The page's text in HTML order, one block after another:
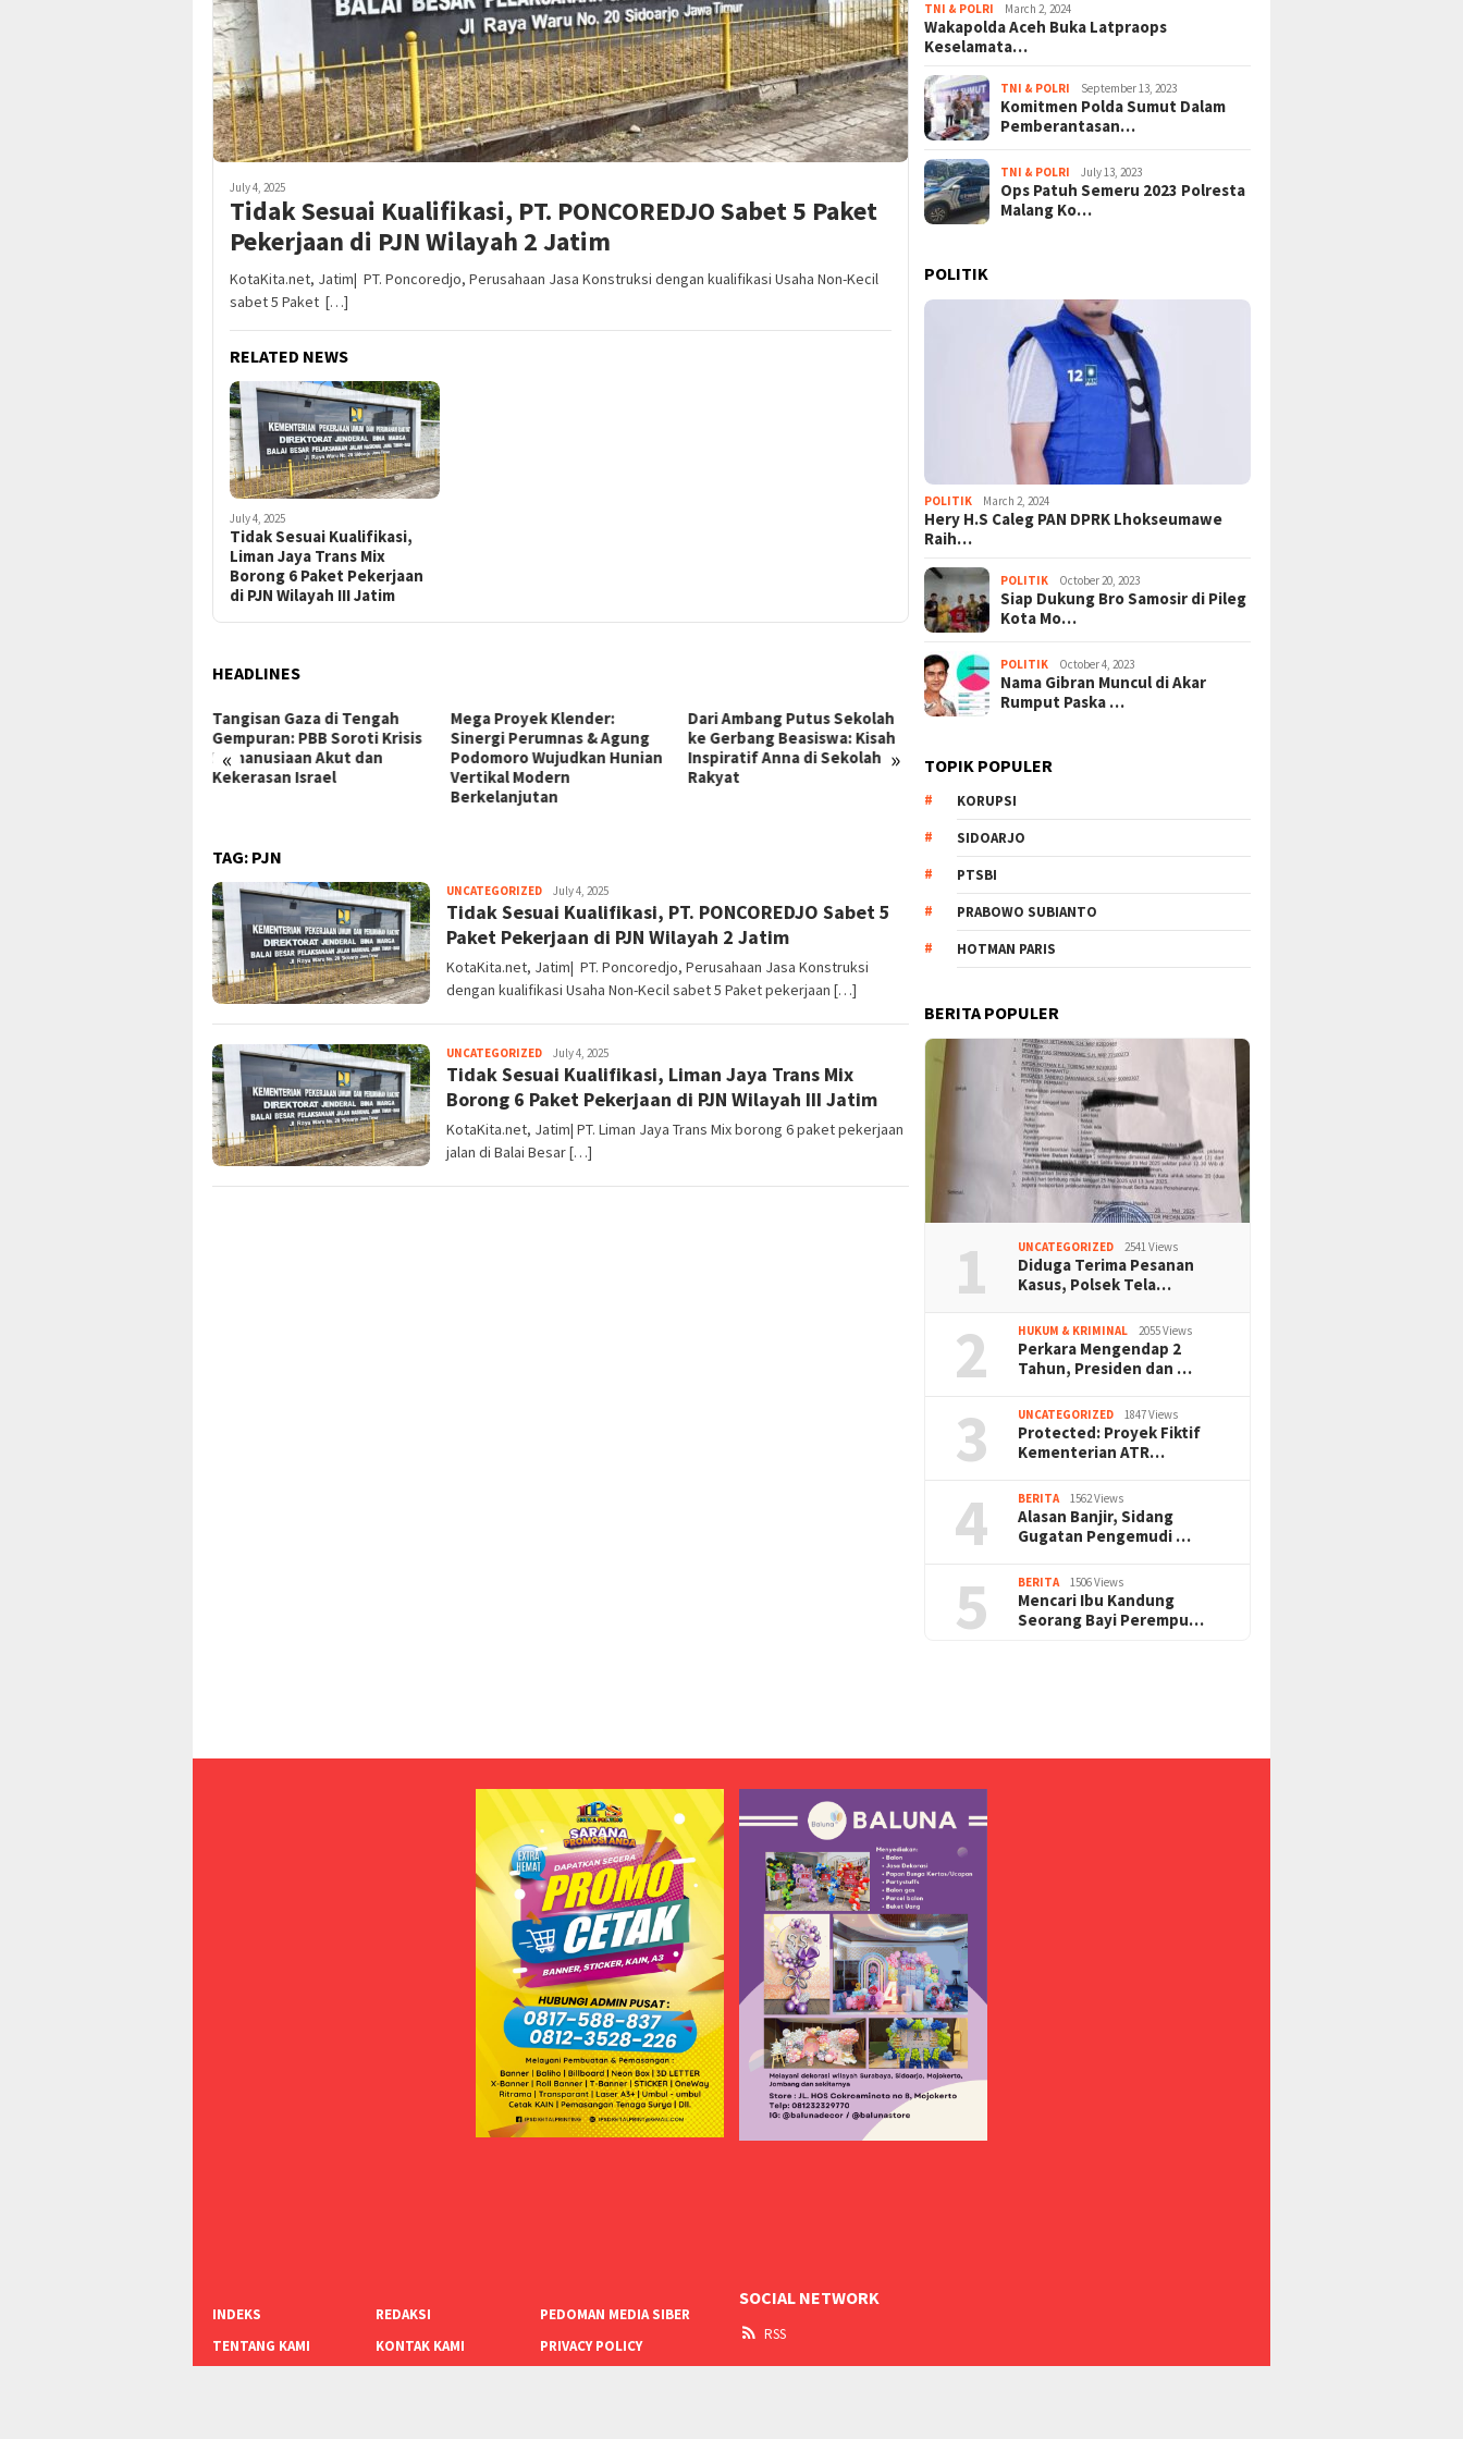
July 4, 2025
Tidak Sesuai Kualifikasi, PT. PONCOREDJO Sabet 5 Paket
Pekerjaan di PJN Wilayah 2 Jatim
KotaKita.net, Jatim| PT. Poncoredjo, Perusahaan Jasa Konstruksi dengan kualifikasi Usaha Non-Kecil
sabet 5 Paket […]
RELATED NEWS
July 4, 2025
Tidak Sesuai Kualifikasi,
Liman Jaya Trans Mix
Borong 6 Paket Pekerjaan
di PJN Wilayah III Jatim
HEADLINES
« »
Mega Proyek Klender:
Sinergi Perumnas & Agung
Podomoro Wujudkan Hunian
Vertikal Modern
Dari Ambang Putus Sekolah
ke Gerbang Beasiswa: Kisah
Inspiratif Anna di Sekolah
Rakyat
Terobosan Ekonomi
Prabowo: Dari Kampung Haji
di Mekkah hingga Efisiensi
BUMN Triliunan Rupiah
KPK Bongkar Lapisan Baru
Disita di Tangerang, Jaringan
Korupsi Kian Terkuak!
TAG: PJN
UNCATEGORIZED Redaksi
July 4, 2025
Tidak Sesuai Kualifikasi, PT. PONCOREDJO Sabet 5
Paket Pekerjaan di PJN Wilayah 2 Jatim
KotaKita.net, Jatim| PT. Poncoredjo, Perusahaan Jasa Konstruksi
dengan kualifikasi Usaha Non-Kecil sabet 5 Paket pekerjaan […]
UNCATEGORIZED Redaksi
July 4, 2025
Tidak Sesuai Kualifikasi, Liman Jaya Trans Mix
Borong 6 Paket Pekerjaan di PJN Wilayah III Jatim
KotaKita.net, Jatim| PT. Liman Jaya Trans Mix borong 6 paket pekerjaan
jalan di Balai Besar […]
TNI & POLRI March 2, 2024
Wakapolda Aceh Buka Latpraops
Keselamata…
TNI & POLRI September 13, 2023
Komitmen Polda Sumut Dalam
Pemberantasan…
TNI & POLRI July 13, 2023
Ops Patuh Semeru 2023 Polresta
Malang Ko…
POLITIK
POLITIK March 2, 2024
Hery H.S Caleg PAN DPRK Lhokseumawe
Raih…
POLITIK October 20, 2023
Siap Dukung Bro Samosir di Pileg
Kota Mo…
POLITIK October 4, 2023
Nama Gibran Muncul di Akar
Rumput Paska …
TOPIK POPULER
KORUPSI
SIDOARJO
PTSBI
PRABOWO SUBIANTO
HOTMAN PARIS
BERITA POPULER
1 UNCATEGORIZED 2541 Views
Diduga Terima Pesanan
Kasus, Polsek Tela…
2 HUKUM & KRIMINAL 2055 Views
Perkara Mengendap 2
Tahun, Presiden dan …
3 UNCATEGORIZED 1847 Views
Protected: Proyek Fiktif
Kementerian ATR…
4 BERITA 1562 Views
Alasan Banjir, Sidang
Gugatan Pengemudi …
5 BERITA 1506 Views
Mencari Ibu Kandung
Seorang Bayi Perempu…
INDEKS REDAKSI
PEDOMAN MEDIA SIBER
TENTANG KAMI
KONTAK KAMI PRIVACY POLICY
SOCIAL NETWORK
RSS